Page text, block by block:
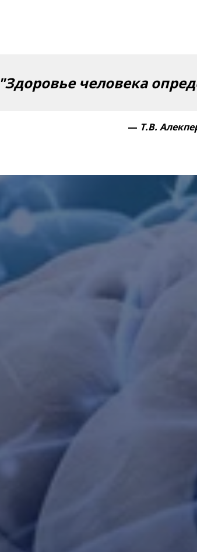
"Здоровье человека
— Т.В.